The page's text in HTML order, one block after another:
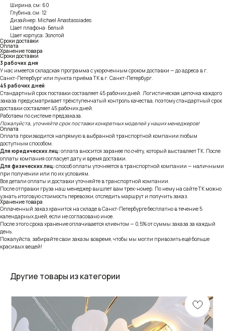
Ширина, см: 60
Глубина, см: 12
Дизайнер: Michael Anastassiades
Цвет плафона: Белый
Цвет корпуса: Золотой
Сроки доставки
Оплата
Хранение товара
Сроки доставки
3 рабочих дня
У нас имеется складская программа с укороченным сроком доставки — до адреса в г.
Санкт-Петербург или пункта приёма ТК в г. Санкт-Петербург.
45 рабочих дней
Стандартный срок поставки составляет 45 рабочих дней. Логистическая цепочка каждого
заказа предусматривает трёхступенчатый контроль качества, поэтому стандартный срок
доставки составляет 45 рабочих дней.
Работаем по системе предзаказа.
Пожалуйста, уточняйте срок поставки конкретных моделей у наших менеджеров!
Оплата
Оплата производится напрямую в выбранной транспортной компании любым
доступным способом.
Для юридических лиц: оплата вносится заранее по счёту, который выставляет ТК. После
оплаты компания согласует дату и время доставки.
Для физических лиц: способ оплаты уточняется в транспортной компании — наличными
при получении или по их условиям.
Все детали оплаты и доставки уточняйте в транспортной компании.
После отправки груза наш менеджер вышлет вам трек-номер. По нему на сайте ТК можно
узнать итоговую стоимость перевозки, отследить маршрут и получить заказ.
Хранение товара
Оплаченный заказ хранится на складе в Санкт-Петербурге бесплатно в течение 5
календарных дней, если не согласовано иное.
После этого срока хранение оплачивается клиентом — 0,5% от суммы заказа за каждый
день.
Пожалуйста, забирайте свои заказы вовремя, чтобы мы могли привозить ещё больше
красивых вещей!
Другие товары из категории